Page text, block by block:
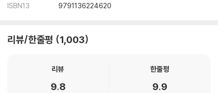
ISBN13
9791136224620
리뷰/한줄평 1,003
리뷰
9.8
한줄평
9.9